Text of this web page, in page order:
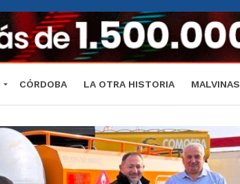
CÓRDOBA LA OTRA HISTORIA MALVINAS